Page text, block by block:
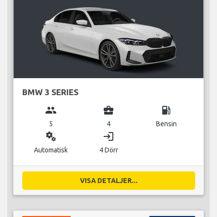
BMW 3 SERIES
group
5
business_center
4
local_gas_station
Bensin
miscellaneous_services
Automatisk
login
4 Dörr
VISA DETALJER...